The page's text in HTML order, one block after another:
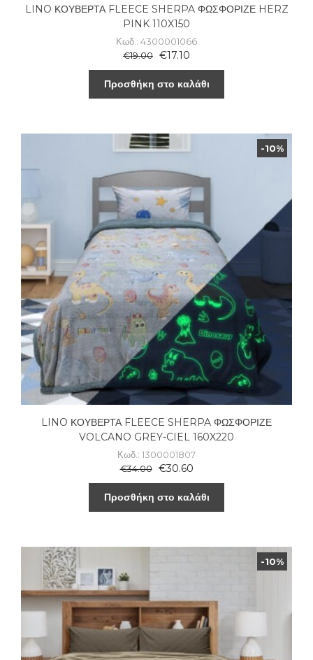
LINO ΚΟΥΒΕΡΤΑ FLEECE SHERPA ΦΩΣΦΟΡΙΖΕ HERZ
PINK 110X150
Κωδ.: 4300001066
€19.00 €17.10
Προσθήκη στο καλάθι
-10%
LINO ΚΟΥΒΕΡΤΑ FLEECE SHERPA ΦΩΣΦΟΡΙΖΕ
VOLCANO GREY-CIEL 160X220
Κωδ.: 1300001807
€34.00 €30.60
Προσθήκη στο καλάθι
-10%